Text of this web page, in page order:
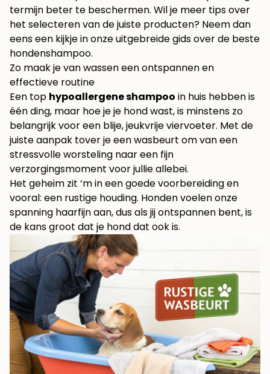
termijn beter te beschermen. Wil je meer tips over
het selecteren van de juiste producten? Neem dan
eens een kijkje in onzeuitgebreide gids over de beste
hondenshampoo.
Zo maak je van wassen een ontspannen en
effectieve routine
Een top hypoallergene shampoo in huis hebben is
één ding, maar hoe je je hond wast, is minstens zo
belangrijk voor een blije, jeukvrije viervoeter. Met de
juiste aanpak tover je een wasbeurt om van een
stressvolle worsteling naar een fijn
verzorgingsmoment voor jullie allebei.
Het geheim zit ‘m in een goede voorbereiding en
vooral: een rustige houding. Honden voelen onze
spanning haarfijn aan, dus als jij ontspannen bent, is
de kans groot dat je hond dat ook is.